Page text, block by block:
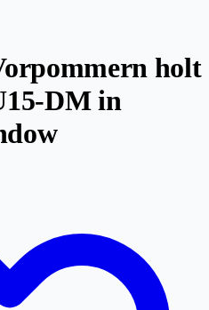
holt
DM in